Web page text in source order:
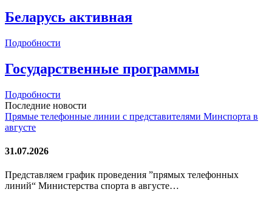
Беларусь активная
Подробности
Государственные программы
Подробности
Последние новости
Прямые телефонные линии с представителями Минспорта в
августе
31.07.2026
Представляем график проведения ”прямых телефонных
линий“ Министерства спорта в августе…